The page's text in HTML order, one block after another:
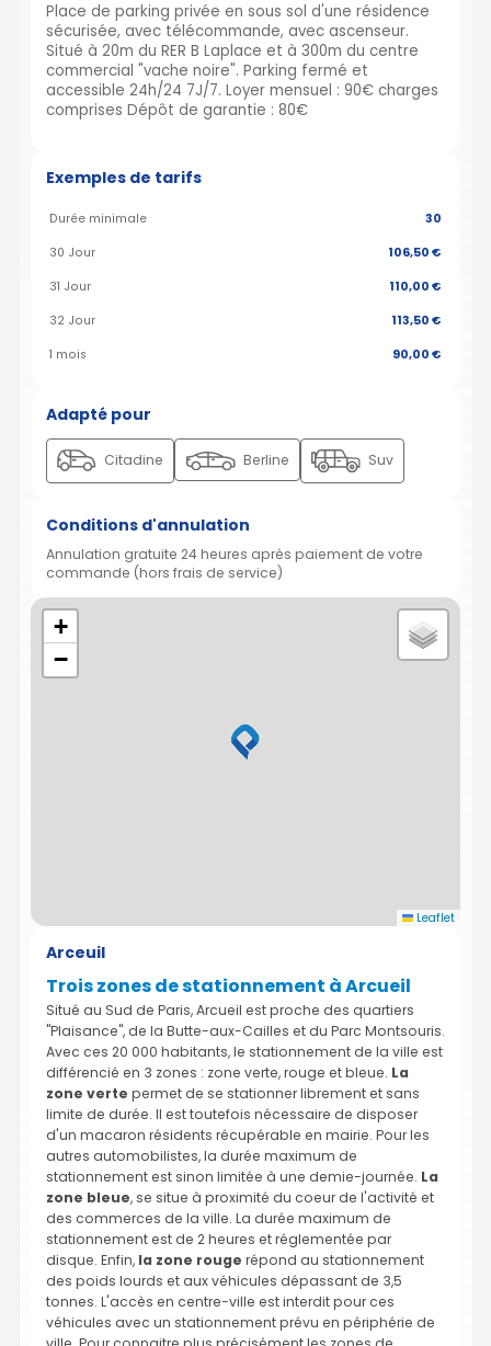
Place de parking privée en sous sol d'une résidence
sécurisée, avec télécommande, avec ascenseur.
Situé à 20m du RER B Laplace et à 300m du centre
commercial "vache noire". Parking fermé et
accessible 24h/24 7J/7. Loyer mensuel : 90€ charges
comprises Dépôt de garantie : 80€
Exemples de tarifs
Durée minimale 30
30 Jour 106,50 €
31 Jour 110,00 €
32 Jour 113,50 €
1 mois 90,00 €
Adapté pour
Citadine Berline Suv
Conditions d'annulation
Annulation gratuite 24 heures après paiement de votre
commande (hors frais de service)
+
−
Leaflet
Arceuil
Trois zones de stationnement à Arcueil
Situé au Sud de Paris, Arcueil est proche des quartiers
"Plaisance", de la Butte-aux-Cailles et du Parc Montsouris.
Avec ces 20 000 habitants, le stationnement de la ville est
différencié en 3 zones : zone verte, rouge et bleue. La
zone verte permet de se stationner librement et sans
limite de durée. Il est toutefois nécessaire de disposer
d'un macaron résidents récupérable en mairie. Pour les
autres automobilistes, la durée maximum de
stationnement est sinon limitée à une demie-journée. La
zone bleue, se situe à proximité du coeur de l'activité et
des commerces de la ville. La durée maximum de
stationnement est de 2 heures et réglementée par
disque. Enfin, la zone rouge répond au stationnement
des poids lourds et aux véhicules dépassant de 3,5
tonnes. L'accès en centre-ville est interdit pour ces
véhicules avec un stationnement prévu en périphérie de